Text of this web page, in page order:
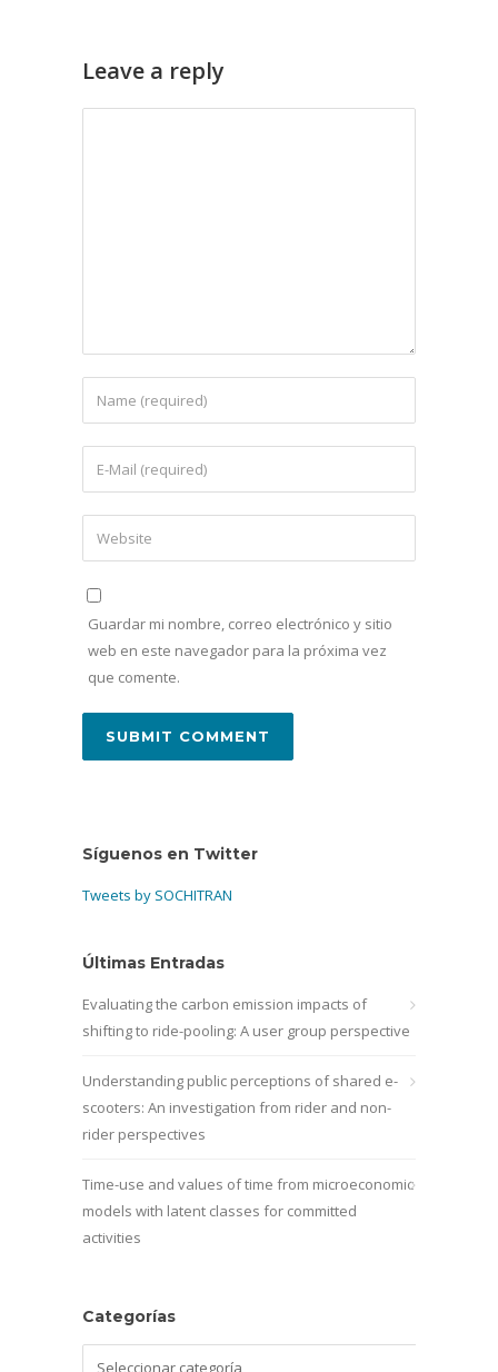
Leave a reply
Guardar mi nombre, correo electrónico y sitio
web en este navegador para la próxima vez
que comente.
Síguenos en Twitter
Tweets by SOCHITRAN
Últimas Entradas
Evaluating the carbon emission impacts of
shifting to ride-pooling: A user group perspective
Understanding public perceptions of shared e-
scooters: An investigation from rider and non-
rider perspectives
Time-use and values of time from microeconomic
models with latent classes for committed
activities
Categorías